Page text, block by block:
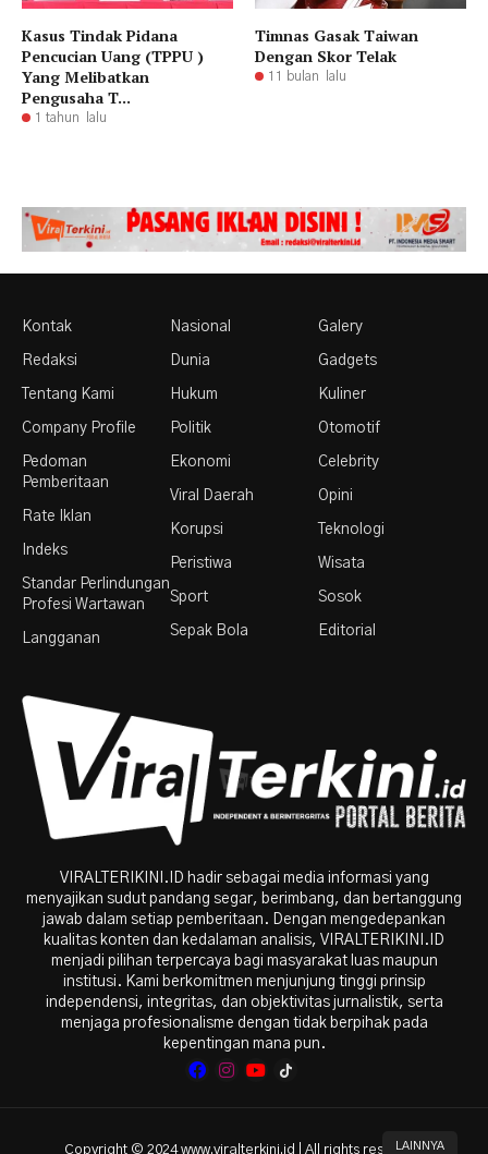
Kasus Tindak Pidana
Pencucian Uang (TPPU )
Yang Melibatkan
Pengusaha T...
1 tahun lalu
Timnas Gasak Taiwan
Dengan Skor Telak
11 bulan lalu
LAINNYA
Kontak
Redaksi
Tentang Kami
Company Profile
Pedoman
Pemberitaan
Rate Iklan
Indeks
Standar Perlindungan
Profesi Wartawan
Langganan
Nasional
Dunia
Hukum
Politik
Ekonomi
Viral Daerah
Korupsi
Peristiwa
Sport
Sepak Bola
Galery
Gadgets
Kuliner
Otomotif
Celebrity
Opini
Teknologi
Wisata
Sosok
Editorial
VIRALTERIKINI.ID hadir sebagai media informasi yang
menyajikan sudut pandang segar, berimbang, dan bertanggung
jawab dalam setiap pemberitaan. Dengan mengedepankan
kualitas konten dan kedalaman analisis, VIRALTERIKINI.ID
menjadi pilihan terpercaya bagi masyarakat luas maupun
institusi. Kami berkomitmen menjunjung tinggi prinsip
independensi, integritas, dan objektivitas jurnalistik, serta
menjaga profesionalisme dengan tidak berpihak pada
kepentingan mana pun.
Copyright © 2024 www.viralterkini.id | All rights reserved.